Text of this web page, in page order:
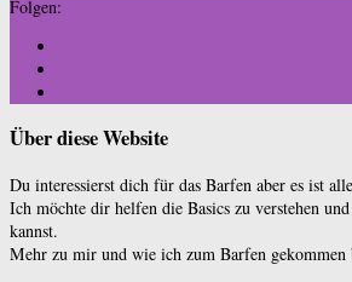
Folgen:
Über diese Website
Du interessierst dich für das Barfen aber es ist
Ich möchte dir helfen die Basics zu verstehen
kannst.
Mehr zu mir und wie ich zum Barfen gekommen